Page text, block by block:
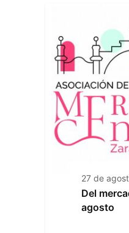
27 de
Del
agosto